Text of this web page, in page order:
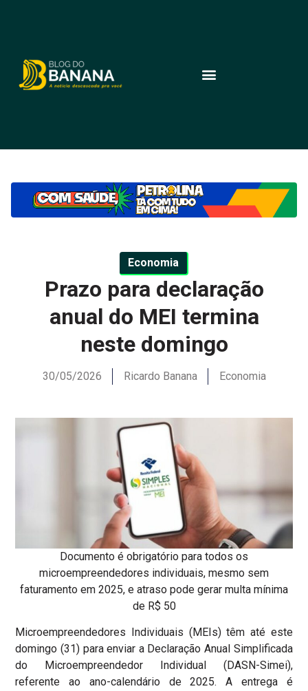
Economia
Prazo para declaração
anual do MEI termina
neste domingo
30/05/2026 Ricardo Banana Economia
Documento é obrigatório para todos os
microempreendedores individuais, mesmo sem
faturamento em 2025, e atraso pode gerar multa mínima
de R$ 50
Microempreendedores Individuais (MEIs) têm até este
domingo (31) para enviar a Declaração Anual Simplificada
do Microempreendedor Individual (DASN-Simei),
referente ao ano-calendário de 2025. A entrega é